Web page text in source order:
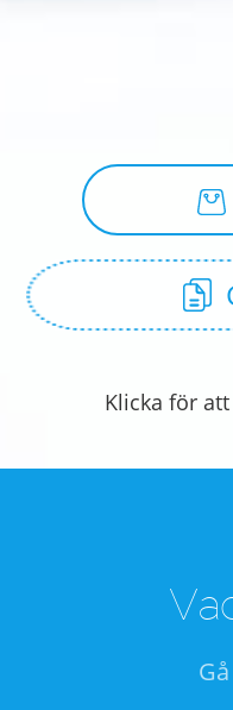
Klicka för